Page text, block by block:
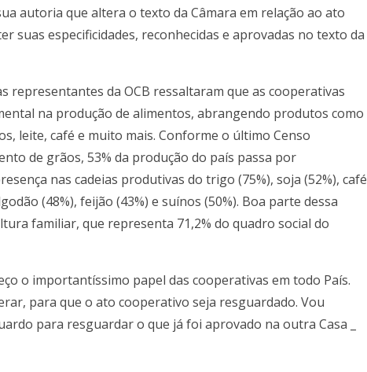
autoria que altera o texto da Câmara em relação ao ato
suas especificidades, reconhecidas e aprovadas no texto da
representantes da OCB ressaltaram que as cooperativas
na produção de alimentos, abrangendo produtos como
leite, café e muito mais. Conforme o último Censo
de grãos, 53% da produção do país passa por
nas cadeias produtivas do trigo (75%), soja (52%), café
(48%), feijão (43%) e suínos (50%). Boa parte dessa
familiar, que representa 71,2% do quadro social do
o importantíssimo papel das cooperativas em todo País.
para que o ato cooperativo seja resguardado. Vou
para resguardar o que já foi aprovado na outra Casa _